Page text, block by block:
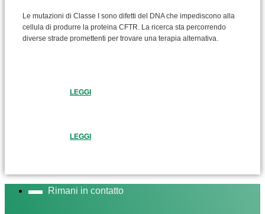
Le mutazioni di Classe I sono difetti del DNA che impediscono alla
cellula di produrre la proteina CFTR. La ricerca sta percorrendo
diverse strade promettenti per trovare una terapia alternativa.
LEGGI
LEGGI
Rimani in contatto